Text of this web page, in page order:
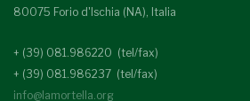
80075 Forio d'Ischia (NA), Italia
+ (39) 081.986220 (tel/fax)
+ (39) 081.986237 (tel/fax)
info@lamortella.org